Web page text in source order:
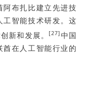
布扎比建立先进技
智能技术研发。这
新和发展。[27] 中国
在人工智能行业的